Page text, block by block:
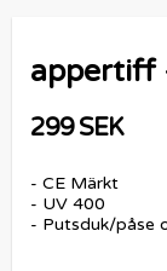
appertiff
299 SEK
- CE Märkt
- UV 400
- Putsduk/påse